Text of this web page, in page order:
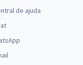
de ajuda